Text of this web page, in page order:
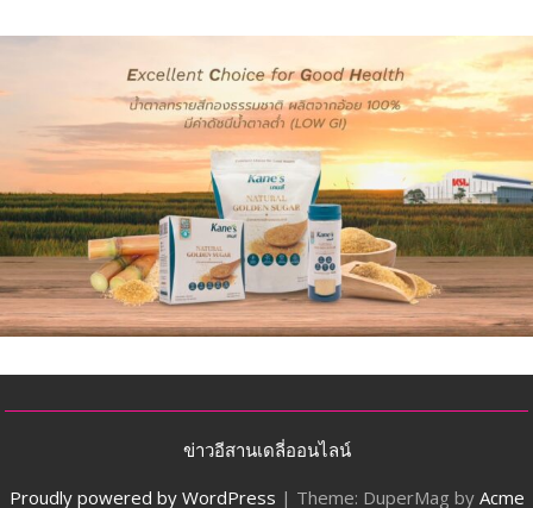
ข่าวอีสานเดลี่ออนไลน์
Proudly powered by WordPress | Theme: DuperMag by Acme